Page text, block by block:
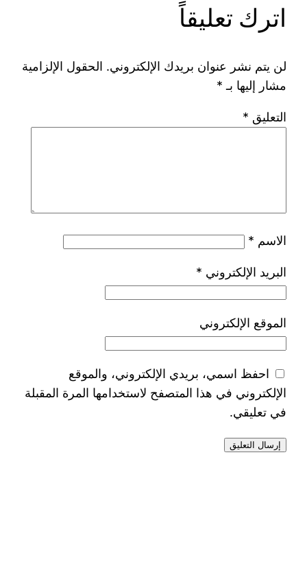
اترك تعليقاً
لن يتم نشر عنوان بريدك الإلكتروني. الحقول الإلزامية
مشار إليها بـ *
التعليق *
الاسم *
البريد الإلكتروني *
الموقع الإلكتروني
احفظ اسمي، بريدي الإلكتروني، والموقع
الإلكتروني في هذا المتصفح لاستخدامها المرة المقبلة
في تعليقي.